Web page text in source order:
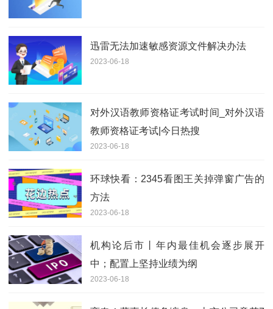
迅雷无法加速敏感资源文件解决办法
2023-06-18
对外汉语教师资格证考试时间_对外汉语
教师资格证考试|今日热搜
2023-06-18
环球快看：2345看图王关掉弹窗广告的
方法
2023-06-18
机构论后市丨年内最佳机会逐步展开
中；配置上坚持业绩为纲
2023-06-18